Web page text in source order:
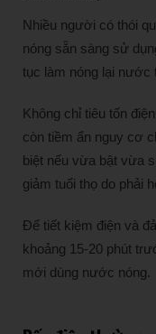
Nhiều người có thói
nóng sẵn sàng sử
tục làm nóng lại nước
Không chỉ tiêu tốn
còn tiềm ẩn nguy cơ
biệt nếu vừa bật vừa
giảm tuổi thọ do phải
Để tiết kiệm điện và
khoảng 15-20 phút
mới dùng nước nóng.